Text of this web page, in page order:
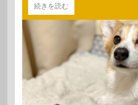
続きを読む